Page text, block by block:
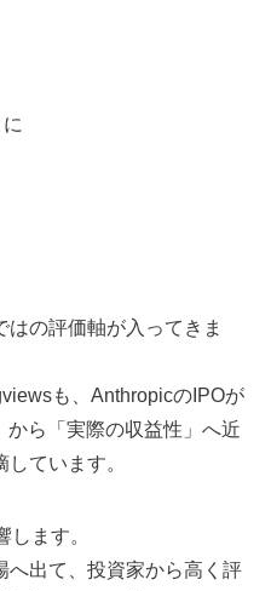
はの評価軸が入ってきま
も、AnthropicのIPOが
ら「実際の収益性」へ近
しています。
します。
へ出て、投資家から高く評